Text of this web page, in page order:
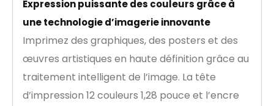
Expression puissante des couleurs grâce à
une technologie d’imagerie innovante
Imprimez des graphiques, des posters et des
œuvres artistiques en haute définition grâce au
traitement intelligent de l’image. La tête
d’impression 12 couleurs 1,28 pouce et l’encre